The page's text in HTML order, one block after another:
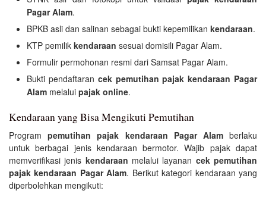
Pagar Alam.
BPKB asli dan salinan sebagai bukti kepemilikan kendaraan.
KTP pemilik kendaraan sesuai domisili Pagar Alam.
Formulir permohonan resmi dari Samsat Pagar Alam.
Bukti pendaftaran cek pemutihan pajak kendaraan Pagar
Alam melalui pajak online.
Kendaraan yang Bisa Mengikuti Pemutihan
Programpemutihan pajak kendaraan Pagar Alamberlaku
untuk berbagai jenis kendaraan bermotor. Wajib pajak dapat
memverifikasi jenis kendaraan melalui layanan cek pemutihan
pajak kendaraan Pagar Alam. Berikut kategori kendaraan yang
diperbolehkan mengikuti: